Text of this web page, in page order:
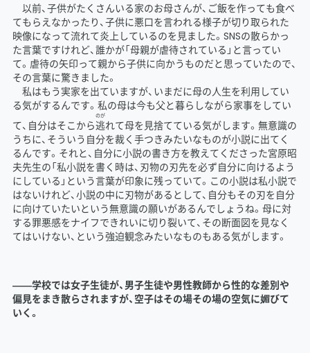
以前、子供がたくさんいる家のお母さんが、ご飯を作っても食べ
てもらえなかったり、子供に悪口を言われる様子が切り取られた
映像になって流れて炎上しているのを見ました。SNSの散らかっ
た言葉ですけれど、誰かが「母親が虐待されている」と言ってい
て。虐待の矢印って親から子供に向かうものだと思っていたので、
その言葉に驚きました。
私はもう実家を出ていますが、いまだに母の人生を利用してい
る気がするんです。私の母は今も父と暮らしながら家事をしてい
て、自分はそこから逃
のが
れて母を見捨てている気がします。無意識の
うちに、そういう自分を裁く手つきみたいなものが小説に出てく
るんです。それと、自分に小説の書き方を教えてくださった宮原昭
夫先生の「私小説を書く時は、刃物の刃先を必ず自分に向けるよう
にしている」という言葉が印象に残っていて。この小説は私小説で
はないけれど、小説の中に刃物があるとして、自分もその刃を自分
に向けていたいという無意識の願いがあるんでしょうね。母に対
する罪悪感をナイフできれいに切り裂いて、その断面図を見なく
てはいけない、という強迫観念みたいなものもある気がします。
――学校では女子生徒が、男子生徒や男性教師から性的な差別や
偏見をまき散らされますが、空子はその場その場の空気に媚びて
いく。